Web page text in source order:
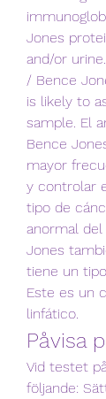
Jones
and/or
/ Bence
is likely to
sample. El
Bence
mayor
y controlar
tipo de
anormal del
Jones
tiene un
Este es un
linfático.
Påvisa
Vid testet
följande: